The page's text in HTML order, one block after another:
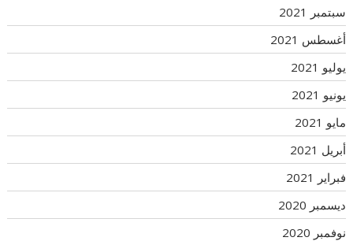
سبتمبر 2021
أغسطس 2021
يوليو 2021
يونيو 2021
مايو 2021
أبريل 2021
فبراير 2021
ديسمبر 2020
نوفمبر 2020